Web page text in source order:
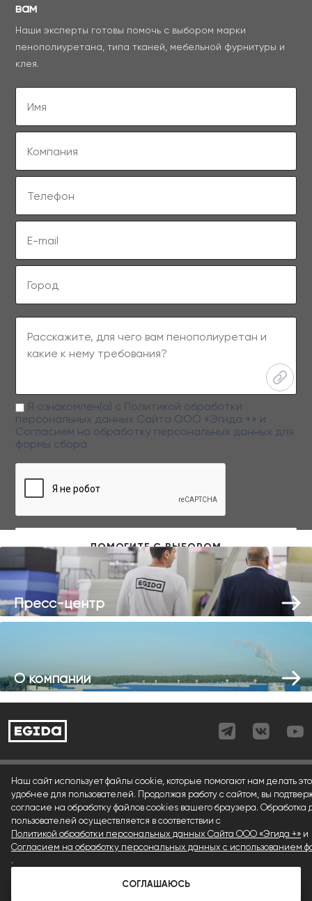
вам
Наши эксперты готовы помочь с выбором марки
пенополиуретана, типа тканей, мебельной фурнитуры и
клея.
Заполняя данную форму вы даете свое согласие на обработку
персональных данных
Я ознакомлен(а) с Политикой обработки
персональных данных Сайта ООО «Эгида +» и
Согласием на обработку персональных данных для
формы сбора
Пресс-центр
О компании
Условия использования материалов сайта
Политика конфиденциальности
Согласие (cookies)
Согласие (форма)
Согласие (регистрация)
Наш сайт использует файлы cookie, которые помогают нам делать
удобнее для пользователей. Продолжая работу с сайтом, вы
согласие на обработку файлов cookies вашего браузера. Обработка
пользователей осуществляется в соответствии с
Политикой обработки персональных данных Сайта ООО «Эгида +» и
Согласием на обработку персональных данных с использованием
.
СОГЛАШАЮСЬ